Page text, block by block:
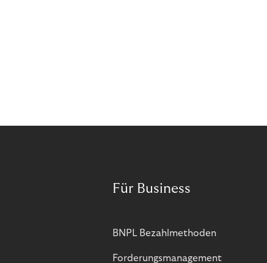
Für Business
BNPL Bezahlmethoden
Forderungsmanagement